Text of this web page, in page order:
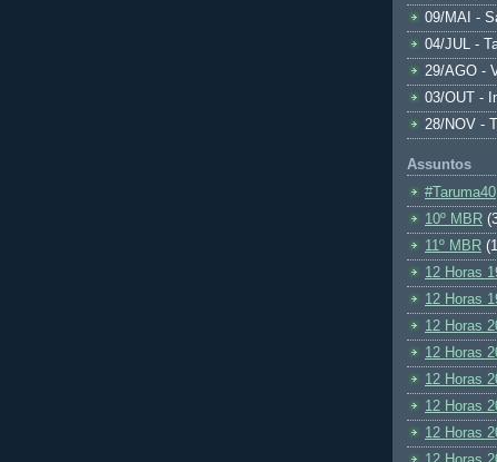
09/MAI -
04/JUL -
29/AGO -
03/OUT -
28/NOV -
Assuntos
#Taruma40
10º MBR
11º MBR
12 Horas
12 Horas
12 Horas
12 Horas
12 Horas
12 Horas
12 Horas